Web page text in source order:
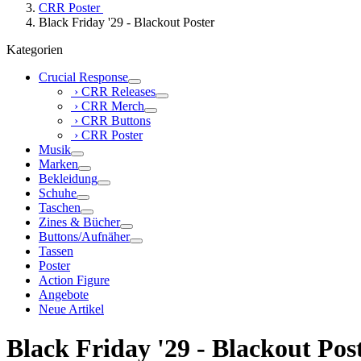
CRR Poster
Black Friday '29 - Blackout Poster
Kategorien
Crucial Response
› CRR Releases
› CRR Merch
› CRR Buttons
› CRR Poster
Musik
Marken
Bekleidung
Schuhe
Taschen
Zines & Bücher
Buttons/Aufnäher
Tassen
Poster
Action Figure
Angebote
Neue Artikel
Black Friday '29 - Blackout